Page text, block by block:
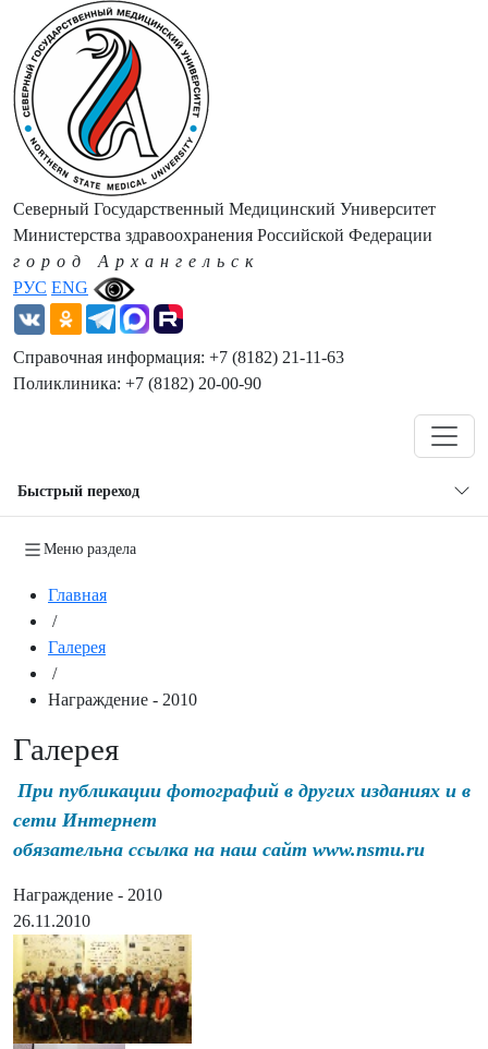
РУС ENG
Северный Государственный Медицинский Университет
Министерства здравоохранения Российской Федерации
город Архангельск
Справочная информация: +7 (8182) 21-11-63
Поликлиника: +7 (8182) 20-00-90
Быстрый переход
Меню раздела
Главная
/
Галерея
/
Награждение - 2010
Галерея
При публикации фотографий в других изданиях и в
сети Интернет
обязательна ссылка на наш сайт www.nsmu.ru
Награждение - 2010
26.11.2010